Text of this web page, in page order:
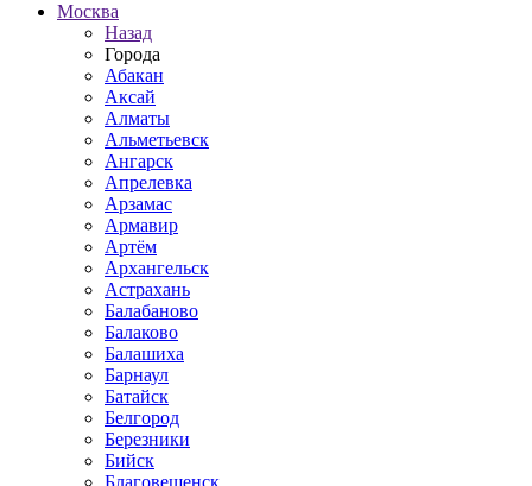
Москва
Назад
Города
Абакан
Аксай
Алматы
Альметьевск
Ангарск
Апрелевка
Арзамас
Армавир
Артём
Архангельск
Астрахань
Балабаново
Балаково
Балашиха
Барнаул
Батайск
Белгород
Березники
Бийск
Благовещенск